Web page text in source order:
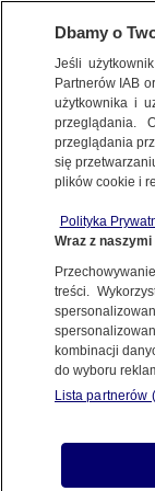
POLSKA
stężeń".
15.10.2014, 10:11
Udostępnij
Dbamy o
Jeśli
Partnerów IAB
użytkownika i
przeglądania.
przeglądania
się
plików cookie i
Polityka
Wraz z
treści.
kombinacji
do wyboru
Lista partnerów